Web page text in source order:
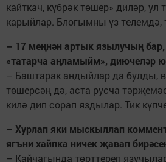
кайткач, күбрәк төшер» диләр,
карыйлар. Блогымны үз телемдә,
– 17 меңнән артык язылучың
«татарча аңламыйм», диючеләр
– Баштарак андыйлар да булды,
төшерсәң дә, аста русча
килә дип сорап яздылар. Тик
– Хурлап яки мыскыллап
ягъни хайпка ничек җавап
– Кайчагында төрттереп